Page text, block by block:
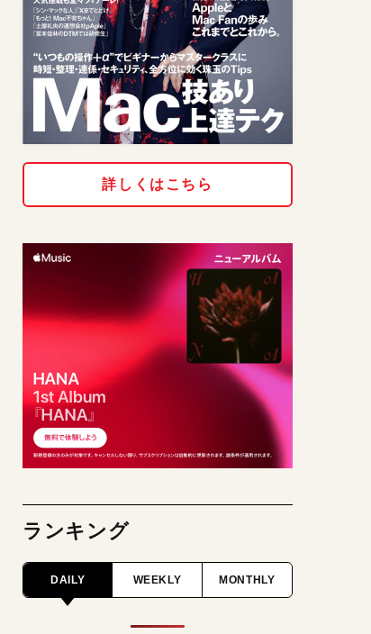
詳しくはこちら
ランキング
DAILY WEEKLY MONTHLY